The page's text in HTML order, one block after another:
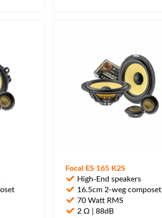
Focal ES 165 K2S
High-End speakers
16.5cm 2-weg composet
70 Watt RMS
2 Ω | 88dB